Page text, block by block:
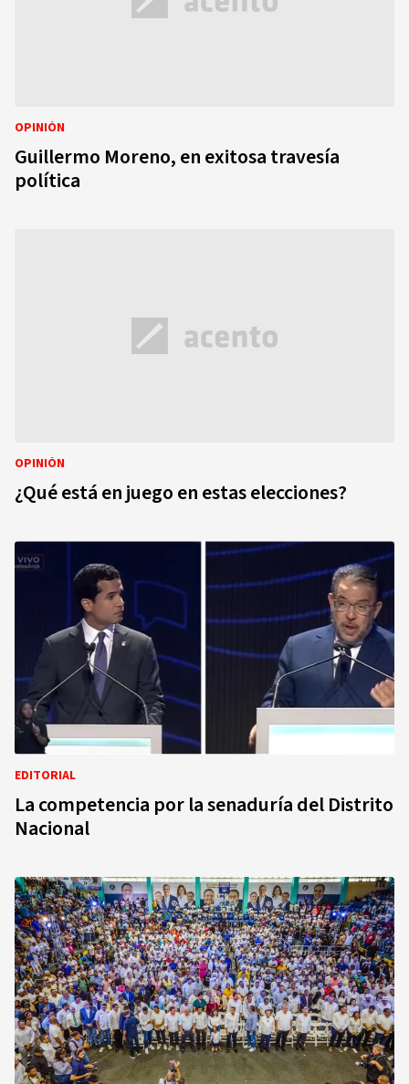
OPINIÓN
Guillermo Moreno, en exitosa travesía
política
OPINIÓN
¿Qué está en juego en estas elecciones?
EDITORIAL
La competencia por la senaduría del Distrito
Nacional